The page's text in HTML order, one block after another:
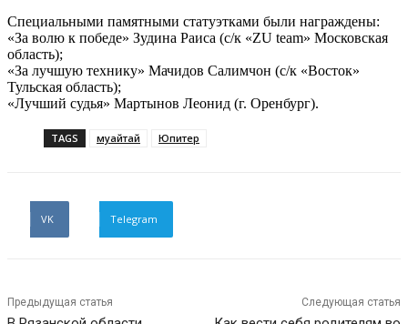
Специальными памятными статуэтками были награждены:
«За волю к победе» Зудина Раиса (с/к «ZU team» Московская
область);
«За лучшую технику» Мачидов Салимчон (с/к «Восток»
Тульская область);
«Лучший судья» Мартынов Леонид (г. Оренбург).
TAGS муайтай Юпитер
VK Telegram
Предыдущая статья Следующая статья